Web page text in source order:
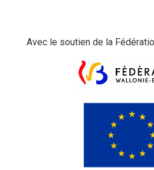
Avec le soutien de la